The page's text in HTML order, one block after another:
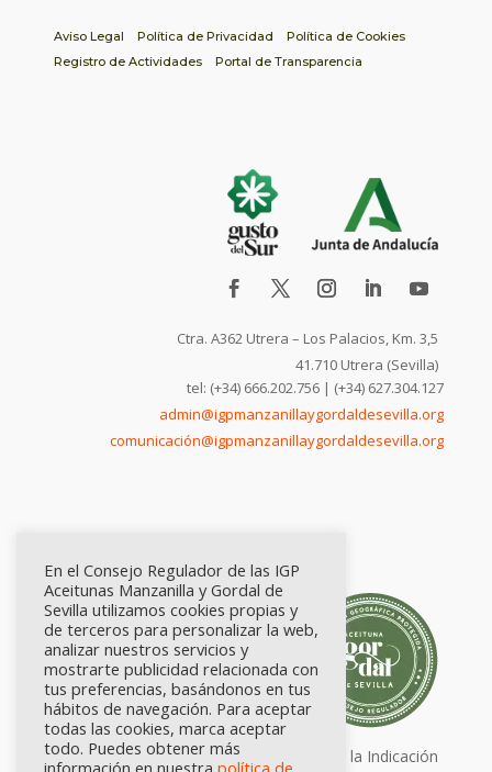
Aviso Legal Política de Privacidad
Política de Cookies
Registro de Actividades
Portal de Transparencia
Ctra. A362 Utrera – Los Palacios, Km. 3,5
41.710 Utrera (Sevilla)
tel: (+34) 666.202.756 | (+34) 627.304.127
admin@igpmanzanillaygordaldesevilla.org
comunicación@igpmanzanillaygordaldesevilla.org
Calidad certificada por Origen. Sellos de la Indicación
En el Consejo Regulador de las IGP
Aceitunas Manzanilla y Gordal de
Sevilla utilizamos cookies propias y
de terceros para personalizar la web,
analizar nuestros servicios y
mostrarte publicidad relacionada con
tus preferencias, basándonos en tus
hábitos de navegación. Para aceptar
todas las cookies, marca aceptar
todo. Puedes obtener más
información en nuestra política de